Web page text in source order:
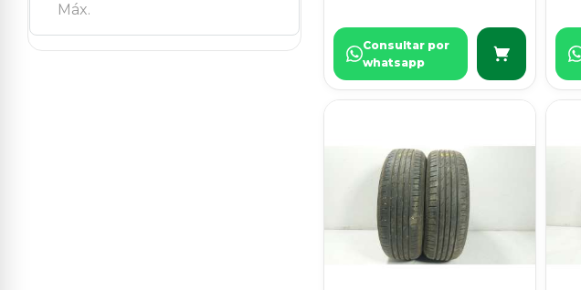
TRANSIT COURIER B460
Consultar por
whatsapp